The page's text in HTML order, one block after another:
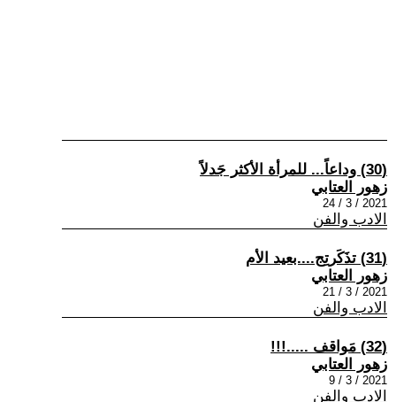
(30) وداعاً... للمرأة الأكثر جَدلاً
زهور العتابي
2021 / 3 / 24
الادب والفن
(31) تذَكَرتِج....بعيد الأم
زهور العتابي
2021 / 3 / 21
الادب والفن
(32) مَواقف .....!!!
زهور العتابي
2021 / 3 / 9
الادب والفن